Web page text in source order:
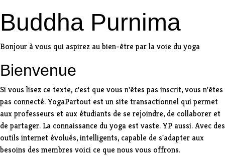
Buddha Purnima
Bonjour à vous qui aspirez au bien-être par la voie du yoga
Bienvenue
Si vous lisez ce texte, c'est que vous n'êtes pas inscrit, vous n'êtes
pas connecté. YogaPartout est un site transactionnel qui permet
aux professeurs et aux étudiants de se rejoindre, de collaborer et
de partager. La connaissance du yoga est vaste. YP aussi. Avec des
outils internet évolués, intelligents, capable de s'adapter aux
besoins des membres voici ce que nous vous offrons.